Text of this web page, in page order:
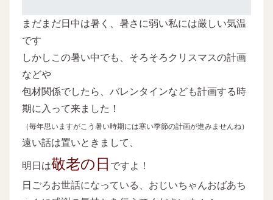
まだまだ日中は暑く、暑さに弱い私には厳しい気温
です
しかしこの暑い中でも、そろそろクリスマスの計画
などや
包材関係でしたら、バレンタインなども計画する時
期に入って来ました！
（毎年思いますがこう暑い時期には寒い季節の計画が進みませんね）
遠い話は置いときまして、
明日は敬老の日 ですよ！
日ごろお世話になっている、おじいちゃんおばあち